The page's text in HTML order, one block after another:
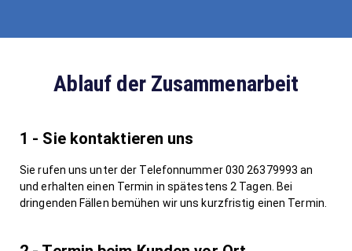
Ablauf der Zusammenarbeit
1 - Sie kontaktieren uns
Sie rufen uns unter der Telefonnummer 030 26379993 an
und erhalten einen Termin in spätestens 2 Tagen. Bei
dringenden Fällen bemühen wir uns kurzfristig einen Termin.